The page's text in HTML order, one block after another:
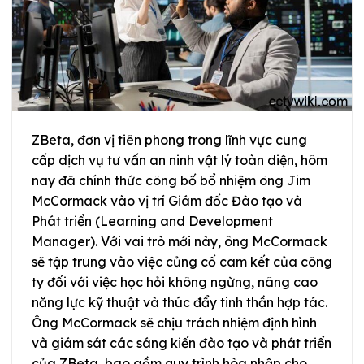
ZBeta, đơn vị tiên phong trong lĩnh vực cung
cấp dịch vụ tư vấn an ninh vật lý toàn diện, hôm
nay đã chính thức công bố bổ nhiệm ông Jim
McCormack vào vị trí Giám đốc Đào tạo và
Phát triển (Learning and Development
Manager). Với vai trò mới này, ông McCormack
sẽ tập trung vào việc củng cố cam kết của công
ty đối với việc học hỏi không ngừng, nâng cao
năng lực kỹ thuật và thúc đẩy tinh thần hợp tác.
Ông McCormack sẽ chịu trách nhiệm định hình
và giám sát các sáng kiến đào tạo và phát triển